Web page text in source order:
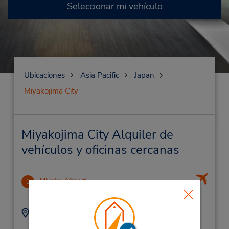
Seleccionar mi vehículo
Ubicaciones Asia Pacific
Japan
Miyakojima City
Miyakojima City Alquiler de
vehículos y oficinas cercanas
1 Miyako Airport
Dirección:
Teléfono:
980660004